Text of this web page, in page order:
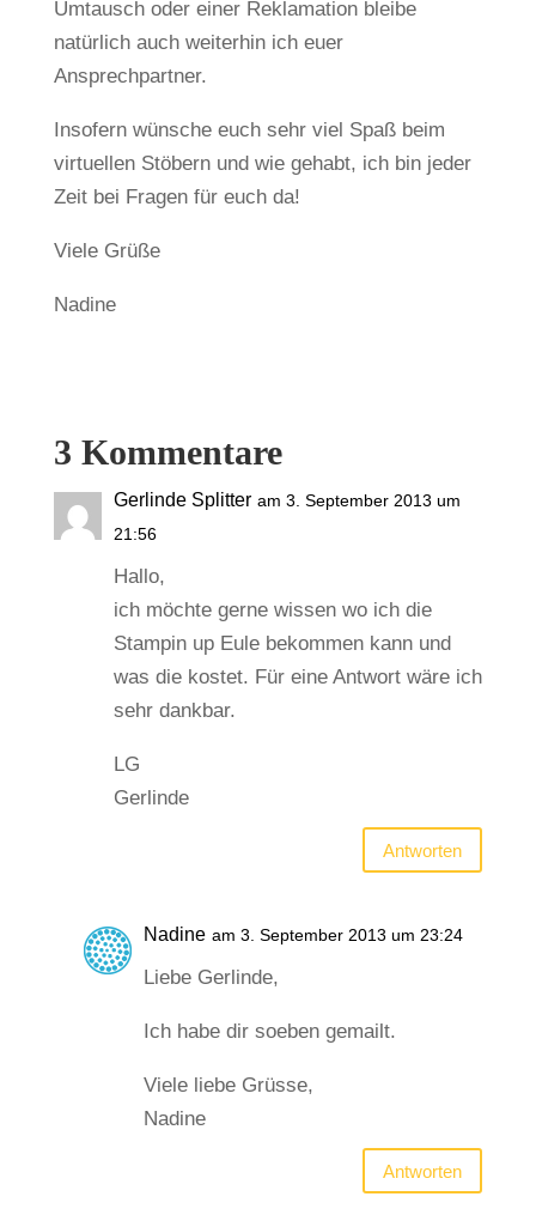
Umtausch oder einer Reklamation bleibe
natürlich auch weiterhin ich euer
Ansprechpartner.
Insofern wünsche euch sehr viel Spaß beim
virtuellen Stöbern und wie gehabt, ich bin jeder
Zeit bei Fragen für euch da!
Viele Grüße
Nadine
3 Kommentare
Gerlinde Splitter am 3. September 2013 um
21:56
Hallo,
ich möchte gerne wissen wo ich die
Stampin up Eule bekommen kann und
was die kostet. Für eine Antwort wäre ich
sehr dankbar.
LG
Gerlinde
Antworten
Nadine am 3. September 2013 um 23:24
Liebe Gerlinde,
Ich habe dir soeben gemailt.
Viele liebe Grüsse,
Nadine
Antworten